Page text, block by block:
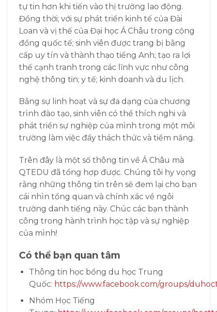
tự tin hơn khi tiến vào thị trường lao động.
Đồng thời; với sự phát triển kinh tế của Đài
Loan và vị thế của Đại học Á Châu trong cộng
đồng quốc tế; sinh viên được trang bị bằng
cấp uy tín và thành thạo tiếng Anh; tạo ra lợi
thế cạnh tranh trong các lĩnh vực như công
nghệ thông tin; y tế; kinh doanh và du lịch.
Bằng sự linh hoạt và sự đa dạng của chương
trình đào tạo, sinh viên có thể thích nghi và
phát triển sự nghiệp của mình trong một môi
trường làm việc đầy thách thức và tiềm năng.
Trên đây là một số thông tin về Á Châu mà
QTEDU đã tổng hợp được. Chúng tôi hy vọng
rằng những thông tin trên sẽ đem lại cho bạn
cái nhìn tổng quan và chính xác về ngôi
trường danh tiếng này. Chúc các bạn thành
công trong hành trình học tập và sự nghiệp
của mình!
Có thể bạn quan tâm
Thông tin học bổng du học Trung
Quốc: https://www.facebook.com/groups/
Nhóm Học Tiếng